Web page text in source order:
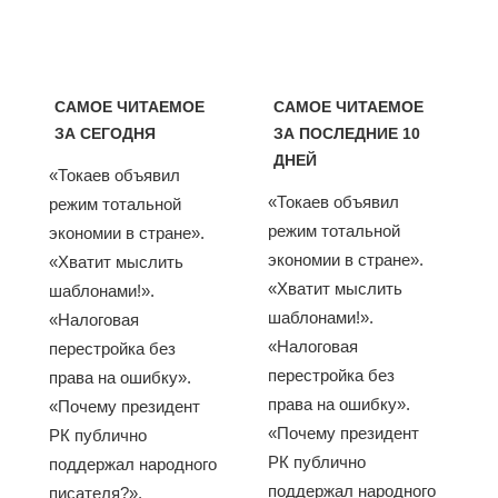
САМОЕ ЧИТАЕМОЕ
ЗА СЕГОДНЯ
«Токаев объявил
режим тотальной
экономии в стране».
«Хватит мыслить
шаблонами!».
«Налоговая
перестройка без
права на ошибку».
«Почему президент
РК публично
поддержал народного
писателя?».
САМОЕ ЧИТАЕМОЕ
ЗА ПОСЛЕДНИЕ 10
ДНЕЙ
«Токаев объявил
режим тотальной
экономии в стране».
«Хватит мыслить
шаблонами!».
«Налоговая
перестройка без
права на ошибку».
«Почему президент
РК публично
поддержал народного